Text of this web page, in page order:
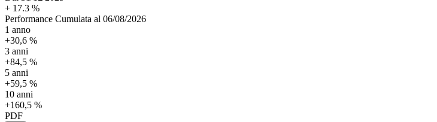
+ 17.3 %
Performance Cumulata al 06/08/2026
1 anno
+30,6 %
3 anni
+84,5 %
5 anni
+59,5 %
10 anni
+160,5 %
PDF